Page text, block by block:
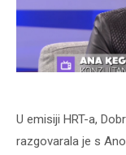
U emisiji HRT-a,
razgovarala je s